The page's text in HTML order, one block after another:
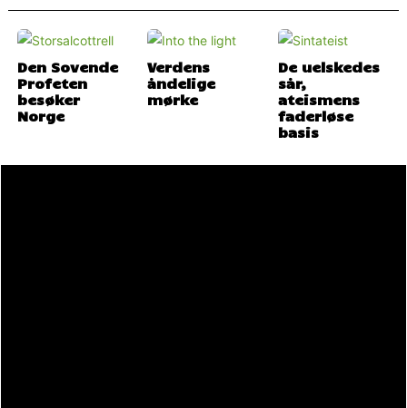
Den Sovende
Profeten
besøker
Norge
Verdens
åndelige
mørke
De uelskedes
sår,
ateismens
faderløse
basis